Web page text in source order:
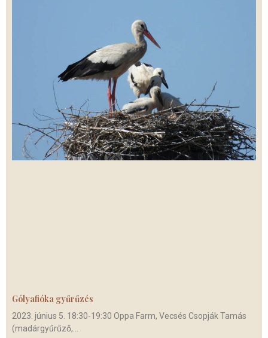
Gólyafióka gyűrűzés
2023. június 5. 18:30-19:30 Oppa Farm, Vecsés Csopják Tamás
(madárgyűrűző,